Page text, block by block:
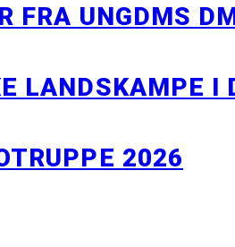
FRA UNGDMS
LANDSKAMPE I
2026